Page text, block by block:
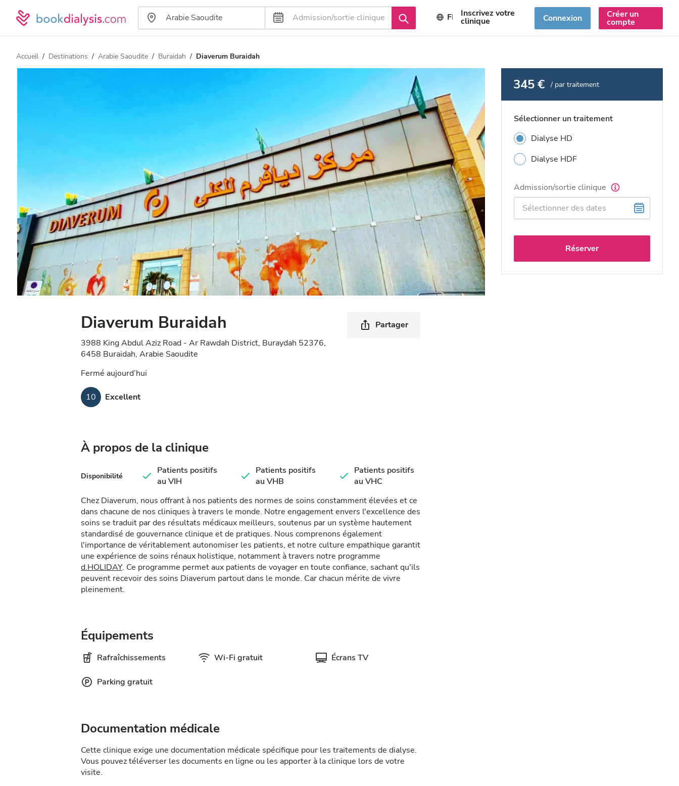
FR Inscrivez votre
clinique Connexion Créer un
compte
Accueil Destinations Arabie Saoudite Buraidah Diaverum Buraidah
Diaverum Buraidah
3988 King Abdul Aziz Road - Ar Rawdah District, Buraydah 52376,
6458 Buraidah, Arabie Saoudite
Fermé aujourd’hui
10 Excellent
Partager
À propos de la clinique
Disponibilité
Patients positifs
au VIH
Patients positifs
au VHB
Patients positifs
au VHC
Chez Diaverum, nous offrant à nos patients des normes de soins constamment élevées et ce
dans chacune de nos cliniques à travers le monde. Notre engagement envers l'excellence des
soins se traduit par des résultats médicaux meilleurs, soutenus par un système hautement
standardisé de gouvernance clinique et de pratiques. Nous comprenons également
l'importance de véritablement autonomiser les patients, et notre culture empathique garantit
une expérience de soins rénaux holistique, notamment à travers notre programme
d.HOLIDAY. Ce programme permet aux patients de voyager en toute confiance, sachant qu'ils
peuvent recevoir des soins Diaverum partout dans le monde. Car chacun mérite de vivre
pleinement.
Équipements
Rafraîchissements Wi-Fi gratuit Écrans TV
Parking gratuit
Documentation médicale
Cette clinique exige une documentation médicale spécifique pour les traitements de dialyse.
Vous pouvez téléverser les documents en ligne ou les apporter à la clinique lors de votre
visite.
345 € / par traitement
Sélectionner un traitement
Dialyse HD
Dialyse HDF
Admission/sortie clinique
Réserver